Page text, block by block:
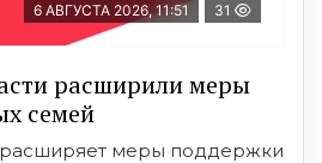
6 АВГУСТА 2026, 11:51 31
расширили меры
семей
расширяет меры поддержки